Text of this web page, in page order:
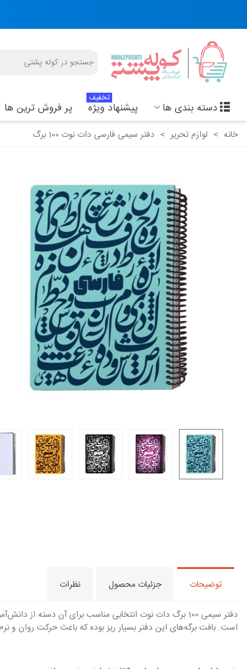
دسته بندی ها پیشنهاد ویژه
تخفیف
پر فروش ترین ها
خانه > لوازم تحریر > دفتر سیمی فارسی دات نوت 100 برگ
توضیحات جزئیات محصول نظرات
دفتر سیمی 100 برگ دات نوت انتخابی مناسب برای آن
است. بافت برگه‌های این دفتر بسیار ریز بوده که باعث حرکت روان و نرم مداد